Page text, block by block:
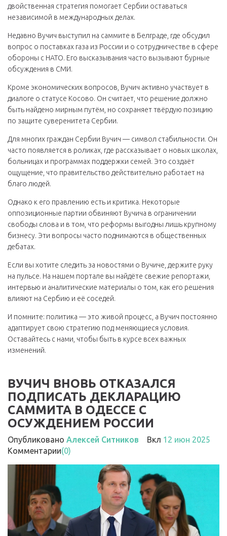
двойственная стратегия помогает Сербии оставаться
независимой в международных делах.
Недавно Вучич выступил на саммите в Белграде, где обсудил
вопрос о поставках газа из России и о сотрудничестве в сфере
обороны с НАТО. Его высказывания часто вызывают бурные
обсуждения в СМИ.
Кроме экономических вопросов, Вучич активно участвует в
диалоге о статусе Косово. Он считает, что решение должно
быть найдено мирным путём, но сохраняет твёрдую позицию
по защите суверенитета Сербии.
Для многих граждан Сербии Вучич — символ стабильности. Он
часто появляется в роликах, где рассказывает о новых школах,
больницах и программах поддержки семей. Это создаёт
ощущение, что правительство действительно работает на
благо людей.
Однако к его правлению есть и критика. Некоторые
оппозиционные партии обвиняют Вучича в ограничении
свободы слова и в том, что реформы выгодны лишь крупному
бизнесу. Эти вопросы часто поднимаются в общественных
дебатах.
Если вы хотите следить за новостями о Вучиче, держите руку
на пульсе. На нашем портале вы найдёте свежие репортажи,
интервью и аналитические материалы о том, как его решения
влияют на Сербию и её соседей.
И помните: политика — это живой процесс, а Вучич постоянно
адаптирует свою стратегию под меняющиеся условия.
Оставайтесь с нами, чтобы быть в курсе всех важных
изменений.
ВУЧИЧ ВНОВЬ ОТКАЗАЛСЯ
ПОДПИСАТЬ ДЕКЛАРАЦИЮ
САММИТА В ОДЕССЕ С
ОСУЖДЕНИЕМ РОССИИ
Опубликовано Алексей Ситников Вкл 12 июн 2025
Комментарии(0)